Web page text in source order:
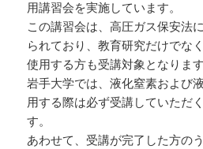
用講習会を実施しています。
この講習会は、高圧ガス保安法
られており、教育研究だけでな
使用する方も受講対象となります
岩手大学では、液化窒素および
用する際は必ず受講していただ
す。
あわせて、受講が完了した方の